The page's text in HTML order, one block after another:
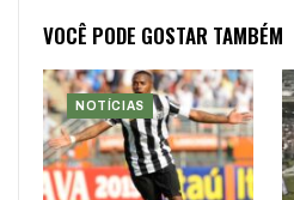
VOCÊ PODE GOSTAR TAMBÉM
NOTÍCIAS